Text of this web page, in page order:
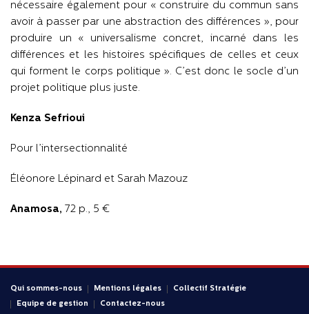
nécessaire également pour « construire du commun sans
avoir à passer par une abstraction des différences », pour
produire un « universalisme concret, incarné dans les
différences et les histoires spécifiques de celles et ceux
qui forment le corps politique ». C’est donc le socle d’un
projet politique plus juste.
Kenza Sefrioui
Pour l’intersectionnalité
Éléonore Lépinard et Sarah Mazouz
Anamosa, 72 p., 5 €
Qui sommes-nous Mentions légales
Collectif Stratégie
Equipe de gestion
Contactez-nous